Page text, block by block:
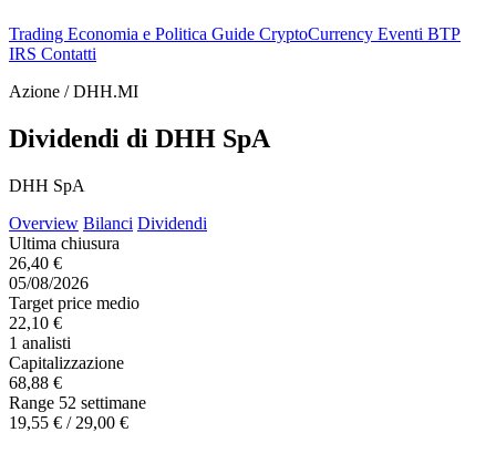
Trading Economia e Politica Guide CryptoCurrency Eventi BTP
IRS Contatti
Azione / DHH.MI
Dividendi di DHH SpA
DHH SpA
Overview Bilanci Dividendi
Ultima chiusura
26,40 €
05/08/2026
Target price medio
22,10 €
1 analisti
Capitalizzazione
68,88 €
Range 52 settimane
19,55 € / 29,00 €